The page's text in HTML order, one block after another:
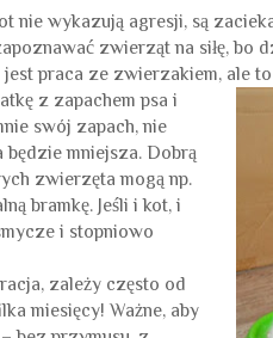
nie wykazują agresji, są
zwierząt na siłę, bo
praca ze zwierzakiem, ale
z zapachem psa i
swój zapach, nie
mniejsza. Dobrą
zwierzęta mogą np.
bramkę. Jeśli i kot, i
i stopniowo
zależy często od
miesięcy! Ważne, aby